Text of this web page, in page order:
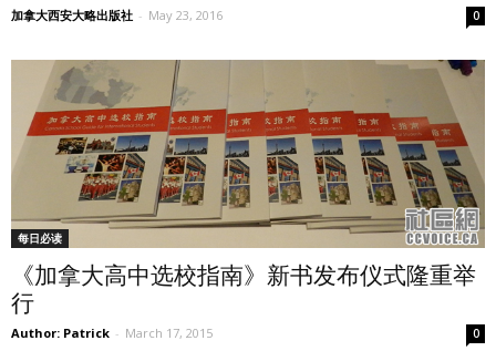
加拿大西安大略出版社 - May 23, 2016 0
每日必读
《加拿大高中选校指南》新书发布仪式隆重举
行
Author: Patrick - March 17, 2015 0